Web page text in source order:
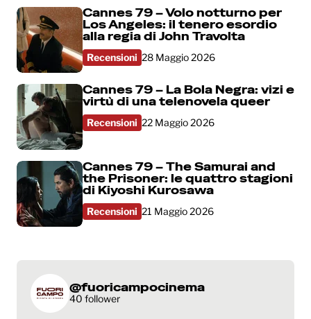
Cannes 79 – Volo notturno per
Los Angeles: il tenero esordio
alla regia di John Travolta
Recensioni 28 Maggio 2026
Cannes 79 – La Bola Negra: vizi e
virtù di una telenovela queer
Recensioni 22 Maggio 2026
Cannes 79 – The Samurai and
the Prisoner: le quattro stagioni
di Kiyoshi Kurosawa
Recensioni 21 Maggio 2026
@fuoricampocinema
40 follower